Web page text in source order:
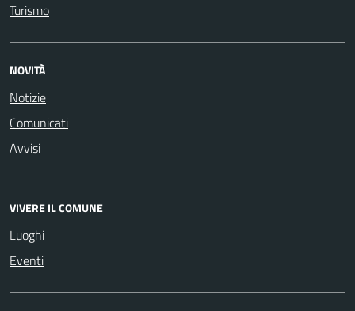
Turismo
NOVITÀ
Notizie
Comunicati
Avvisi
VIVERE IL COMUNE
Luoghi
Eventi